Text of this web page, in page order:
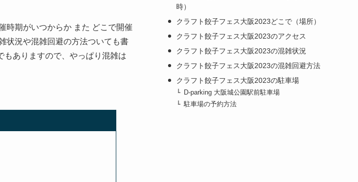
時期がいつからか また どこで開催
状況や混雑回避の方法ついても書
もありますので、やっぱり混雑は
時）
クラフト餃子フェス大阪2023どこで（場所）
クラフト餃子フェス大阪2023のアクセス
クラフト餃子フェス大阪2023の混雑状況
クラフト餃子フェス大阪2023の混雑回避方法
クラフト餃子フェス大阪2023の駐車場
D-parking 大阪城公園駅前駐車場
駐車場の予約方法